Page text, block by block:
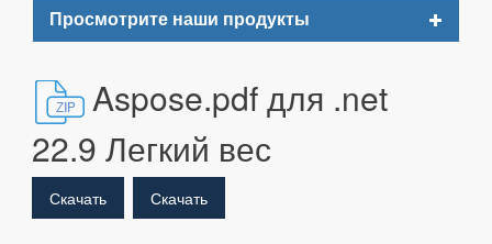
Просмотрите наши продукты
Toggle
Aspose.pdf для .net
22.9 Легкий вес
Скачать Скачать